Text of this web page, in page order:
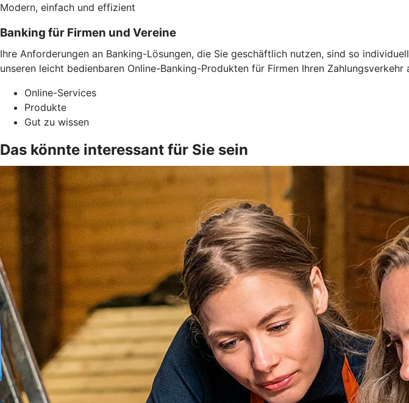
Modern, einfach und effizient
Banking für Firmen und Vereine
Ihre Anforderungen an Banking-Lösungen, die Sie geschäftlich nutzen, sind so
unseren leicht bedienbaren Online-Banking-Produkten für Firmen Ihren
Online-Services
Produkte
Gut zu wissen
Das könnte interessant für Sie sein